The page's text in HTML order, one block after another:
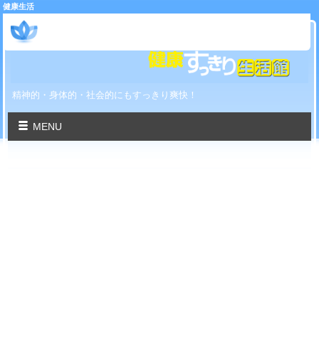
健康生活
精神的・身体的・社会的にもすっきり爽快！
MENU